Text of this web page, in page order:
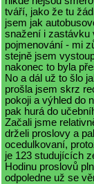
tváří, jako že tu
jsem jak
snažení i zastávku
pojmenování - mi
stejně jsem
nakonec to byla
No a dál už to šlo
prošla jsem skrz
pokoji a výhled do
pak hurá do
Začali jsme
drželi proslovy a
ocedulkovaní,
je 123 studujících
Hodinu proslovů
odpoledne už se